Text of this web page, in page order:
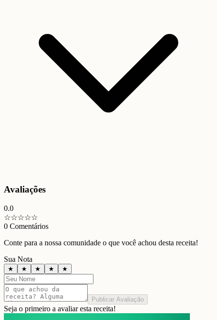
Avaliações
0.0
☆☆☆☆☆
0 Comentários
Conte para a nossa comunidade o que você achou desta receita!
Sua Nota
★ ★ ★ ★ ★
Publicar Avaliação
Seja o primeiro a avaliar esta receita!